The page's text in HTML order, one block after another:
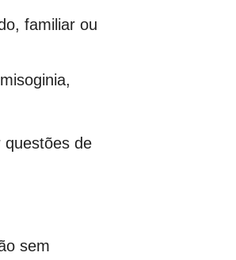
familiar ou
questões de
sem